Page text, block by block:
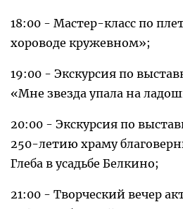
18:00 - Мастер-класс по
хороводе кружевном»;
19:00 - Экскурсия по
«Мне звезда упала на
20:00 - Экскурсия по
250-летию храму
Глеба в усадьбе Белкино;
21:00 - Творческий вечер